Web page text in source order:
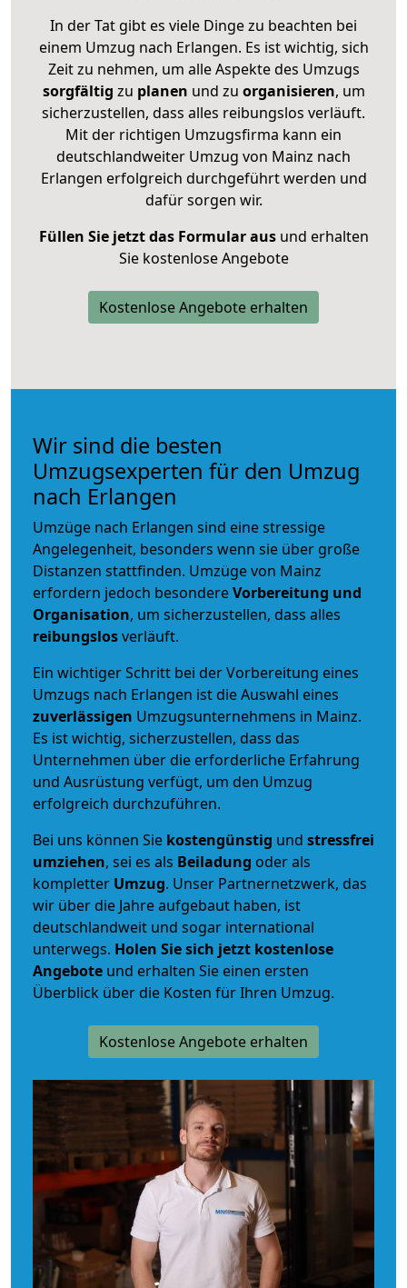
In der Tat gibt es viele Dinge zu beachten bei
einem Umzug nach Erlangen. Es ist wichtig, sich
Zeit zu nehmen, um alle Aspekte des Umzugs
sorgfältig zu planen und zu organisieren, um
sicherzustellen, dass alles reibungslos verläuft.
Mit der richtigen Umzugsfirma kann ein
deutschlandweiter Umzug von Mainz nach
Erlangen erfolgreich durchgeführt werden und
dafür sorgen wir.
Füllen Sie jetzt das Formular ausund erhalten
Sie kostenlose Angebote
Kostenlose Angebote erhalten
Wir sind die besten
Umzugsexperten für den Umzug
nach Erlangen
Umzüge nach Erlangen sind eine stressige
Angelegenheit, besonders wenn sie über große
Distanzen stattfinden. Umzüge von Mainz
erfordern jedoch besondereVorbereitung und
Organisation, um sicherzustellen, dass alles
reibungslosverläuft.
Ein wichtiger Schritt bei der Vorbereitung eines
Umzugs nach Erlangen ist die Auswahl eines
zuverlässigen Umzugsunternehmens in Mainz.
Es ist wichtig, sicherzustellen, dass das
Unternehmen über die erforderliche Erfahrung
und Ausrüstung verfügt, um den Umzug
erfolgreich durchzuführen.
Bei uns können Sie kostengünstig und stressfrei
umziehen, sei es als Beiladung oder als
kompletter Umzug. Unser Partnernetzwerk, das
wir über die Jahre aufgebaut haben, ist
deutschlandweit und sogar international
unterwegs. Holen Sie sich jetzt kostenlose
Angebote und erhalten Sie einen ersten
Überblick über die Kosten für Ihren Umzug.
Kostenlose Angebote erhalten